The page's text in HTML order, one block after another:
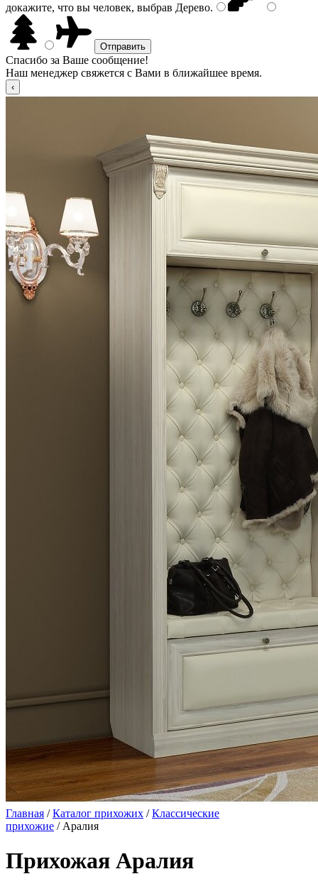
докажите, что вы человек, выбрав Дерево.
Спасибо за Ваше сообщение!
Наш менеджер свяжется с Вами в ближайшее время.
Главная /Каталог прихожих /Классические
прихожие / Аралия
Прихожая Аралия